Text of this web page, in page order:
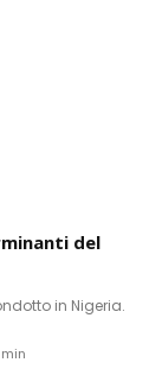
del
in Nigeria.
min